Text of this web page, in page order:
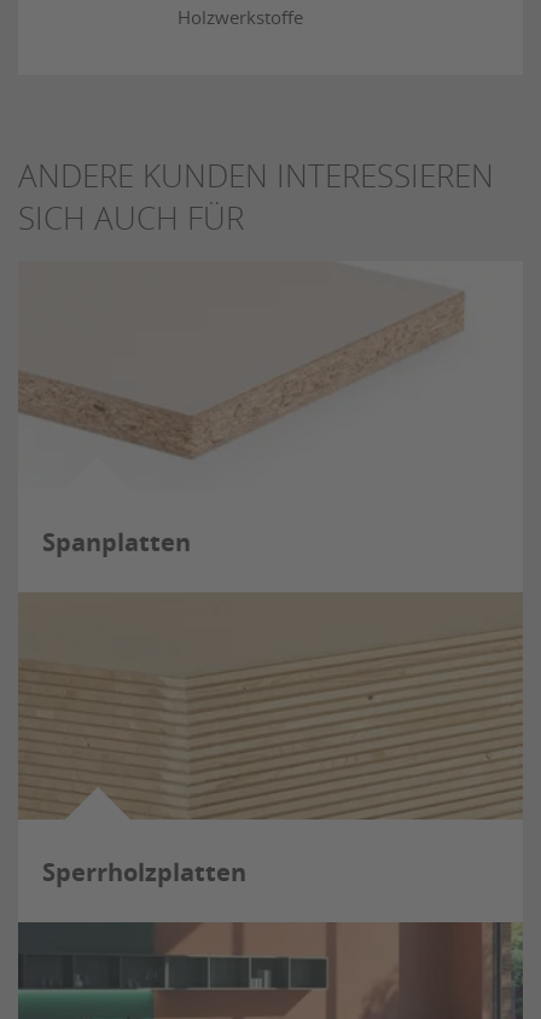
Holzwerkstoffe
ANDERE KUNDEN INTERESSIEREN
SICH AUCH FÜR
Spanplatten
Sperrholzplatten